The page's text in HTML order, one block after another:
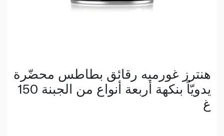
هنترز غورميه رقائق بطاطس محضّرة
يدويّاً بنكهة أربعة أنواع من الجبنة 150
غ